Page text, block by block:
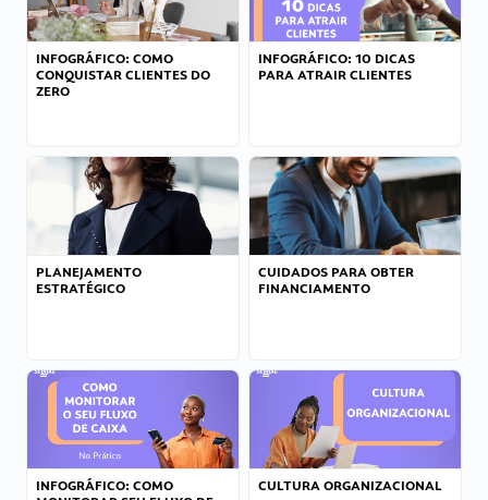
INFOGRÁFICO: COMO
CONQUISTAR CLIENTES DO
ZERO
INFOGRÁFICO: 10 DICAS
PARA ATRAIR CLIENTES
PLANEJAMENTO
ESTRATÉGICO
CUIDADOS PARA OBTER
FINANCIAMENTO
INFOGRÁFICO: COMO
CULTURA ORGANIZACIONAL